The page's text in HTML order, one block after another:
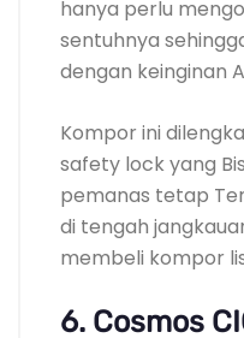
6. Cosmos
Harga : Rp 750.000
Desain lebih
sistem keamanan
Dengan kompor
dan ribetnya